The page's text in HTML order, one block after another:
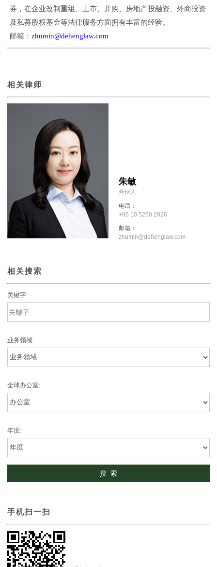
券，在企业改制重组、上市、并购、房地产投融资、外商投资
及私募股权基金等法律服务方面拥有丰富的经验。
邮箱： zhumin@dehenglaw.com
相关律师
朱敏
合伙人
电话：
+86 10 5268 2826
邮箱：
zhumin@dehenglaw.com
相关搜索
关键字:
业务领域:
全球办公室:
年度:
手机扫一扫